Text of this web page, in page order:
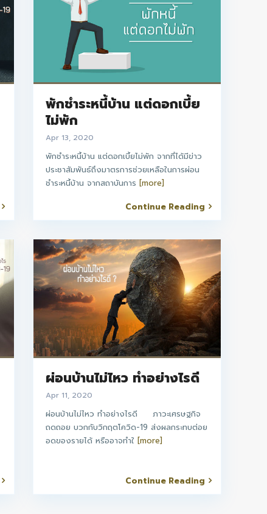
พักชำระหนี้บ้าน แต่ดอกเบี้ย
ไม่พัก
Apr 13, 2020
พักชำระหนี้บ้าน แต่ดอกเบี้ยไม่พัก จากที่ได้มีข่าว
ประชาสัมพันธ์ถึงมาตรการช่วยเหลือในการผ่อน
ชำระหนี้บ้าน จากสถาบันการ [more]
Continue Reading
ผ่อนบ้านไม่ไหว ทำอย่างไรดี
Apr 11, 2020
ผ่อนบ้านไม่ไหว ทำอย่างไรดี ภาวะเศรษฐกิจ
ถดถอย บวกกับวิกฤตโควิด-19 ส่งผลกระทบต่อย
อดของรายได้ หรืออาจทำใ [more]
Continue Reading